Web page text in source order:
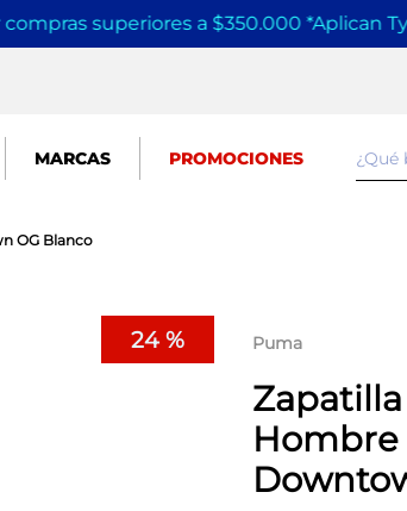
superiores a $350.000 *Aplican
MARCAS PROMOCIONES
OG Blanco
24 % Puma